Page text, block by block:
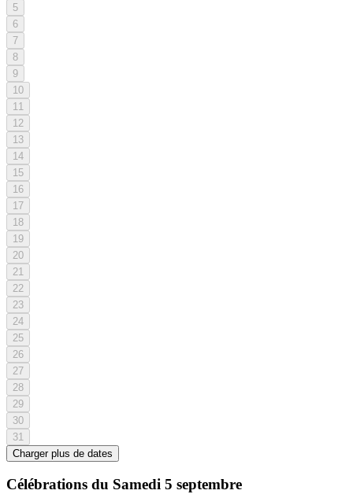
5
6
7
8
9
10
11
12
13
14
15
16
17
18
19
20
21
22
23
24
25
26
27
28
29
30
31
Charger plus de dates
Célébrations du Samedi 5 septembre